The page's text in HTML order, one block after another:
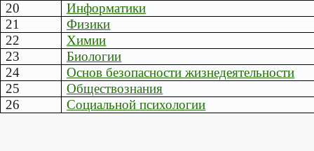
20
Информатики
21
Физики
22
Химии
23
Биологии
24
Основ безопасности жизнедеятельности
25
Обществознания
26
Социальной психологии